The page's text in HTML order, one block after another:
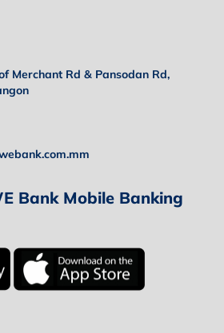
Merchant Rd & Pansodan Rd,
Bank Mobile Banking